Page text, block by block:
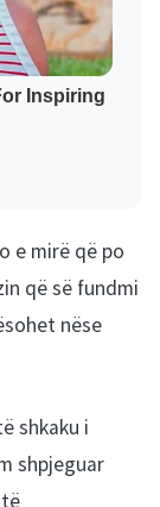
e mirë që po
që së fundmi
nëse
shkaku i
shpjeguar